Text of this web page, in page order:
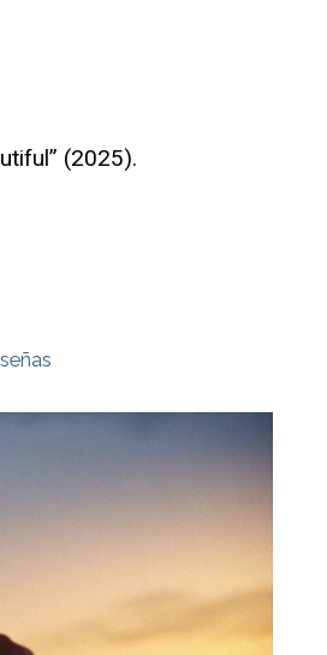
(2025).